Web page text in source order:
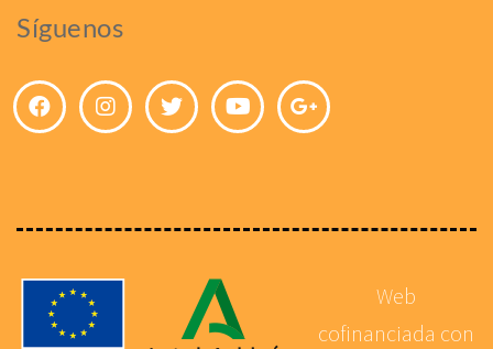
Síguenos
Web
cofinanciada con